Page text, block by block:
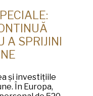
A SPRIJINI
și investițiile
În Europa,